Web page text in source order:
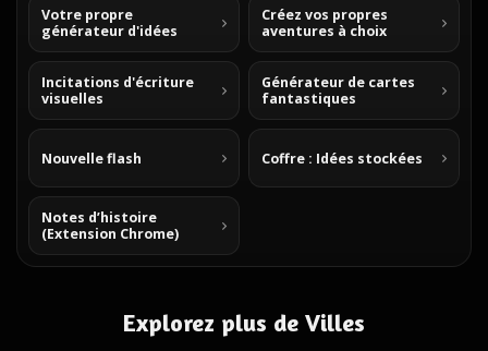
Votre propre
générateur d'idées
Créez vos propres
aventures à choix
Incitations d'écriture
visuelles
Générateur de cartes
fantastiques
Nouvelle flash Coffre : Idées stockées
Notes d’histoire
(Extension Chrome)
Explorez plus de Villes